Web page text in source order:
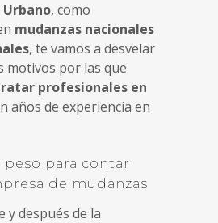
, como
mudanzas nacionales
, te vamos a desvelar
motivos por las que
profesionales en
años de experiencia en
peso para contar
de mudanzas
y después de la